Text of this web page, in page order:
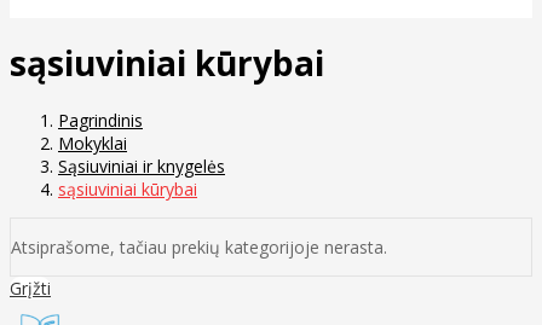
sąsiuviniai kūrybai
Pagrindinis
Mokyklai
Sąsiuviniai ir knygelės
sąsiuviniai kūrybai
Atsiprašome, tačiau prekių kategorijoje nerasta.
Grįžti